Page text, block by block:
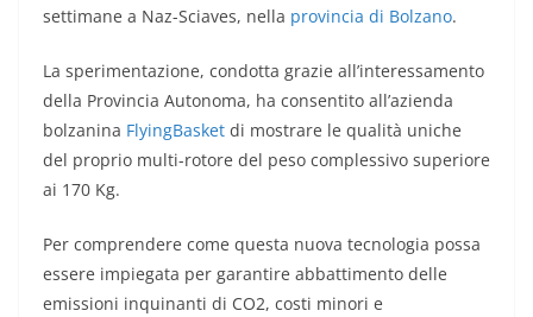
settimane a Naz-Sciaves, nella provincia di Bolzano.
La sperimentazione, condotta grazie all’interessamento
della Provincia Autonoma, ha consentito all’azienda
bolzanina FlyingBasket di mostrare le qualità uniche
del proprio multi-rotore del peso complessivo superiore
ai 170 Kg.
Per comprendere come questa nuova tecnologia possa
essere impiegata per garantire abbattimento delle
emissioni inquinanti di CO2, costi minori e